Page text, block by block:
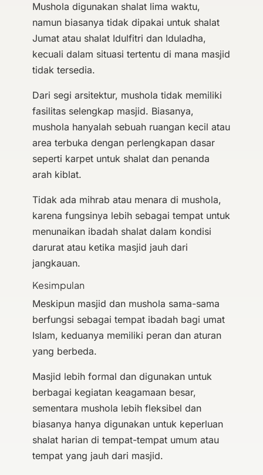
Mushola digunakan shalat lima waktu,
namun biasanya tidak dipakai untuk shalat
Jumat atau shalat Idulfitri dan Iduladha,
kecuali dalam situasi tertentu di mana masjid
tidak tersedia.
Dari segi arsitektur, mushola tidak memiliki
fasilitas selengkap masjid. Biasanya,
mushola hanyalah sebuah ruangan kecil atau
area terbuka dengan perlengkapan dasar
seperti karpet untuk shalat dan penanda
arah kiblat.
Tidak ada mihrab atau menara di mushola,
karena fungsinya lebih sebagai tempat untuk
menunaikan ibadah shalat dalam kondisi
darurat atau ketika masjid jauh dari
jangkauan.
Kesimpulan
Meskipun masjid dan mushola sama-sama
berfungsi sebagai tempat ibadah bagi umat
Islam, keduanya memiliki peran dan aturan
yang berbeda.
Masjid lebih formal dan digunakan untuk
berbagai kegiatan keagamaan besar,
sementara mushola lebih fleksibel dan
biasanya hanya digunakan untuk keperluan
shalat harian di tempat-tempat umum atau
tempat yang jauh dari masjid.